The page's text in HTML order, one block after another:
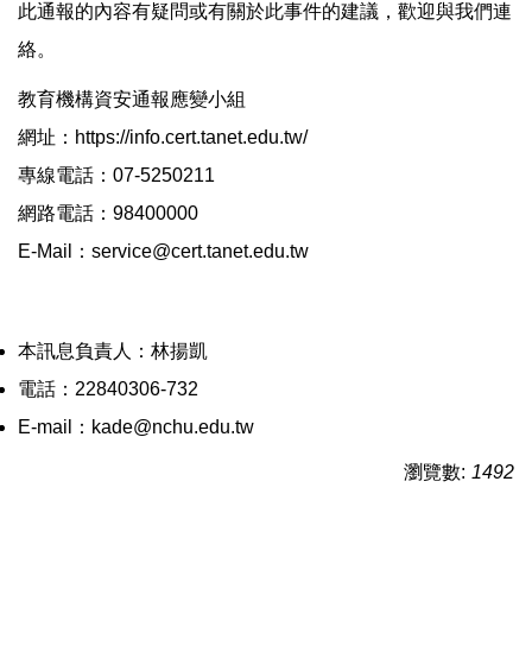
此通報的內容有疑問或有關於此事件的建議，歡迎與我們連
絡。
教育機構資安通報應變小組
網址：https://info.cert.tanet.edu.tw/
專線電話：07-5250211
網路電話：98400000
E-Mail：service@cert.tanet.edu.tw
本訊息負責人：林揚凱
電話：22840306-732
E-mail：kade@nchu.edu.tw
瀏覽數: 1492